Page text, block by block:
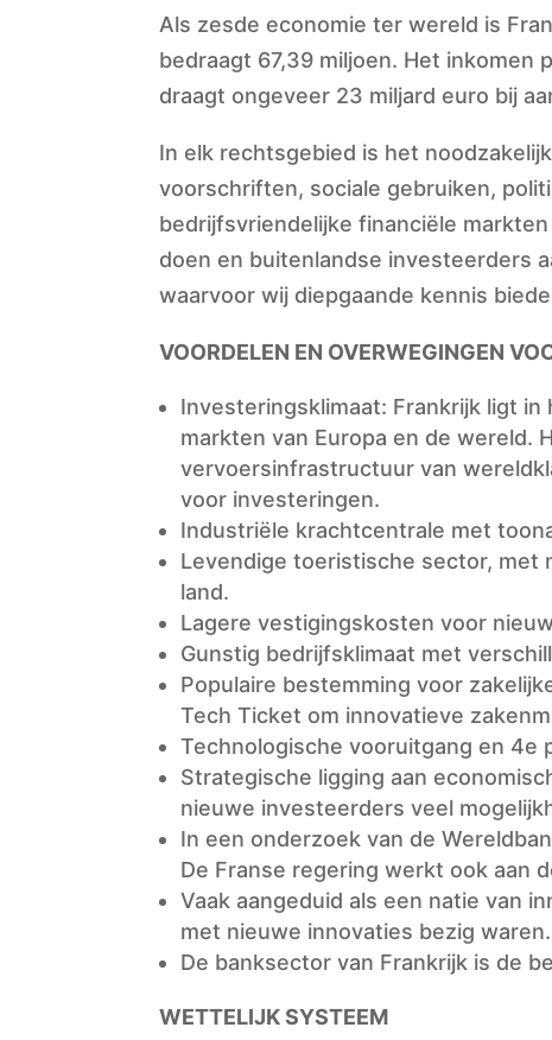
Als zesde economie ter wereld is
bedraagt 67,39 miljoen. Het inkomen
draagt ongeveer 23 miljard euro bij
In elk rechtsgebied is het
voorschriften, sociale gebruiken,
bedrijfsvriendelijke financiële
doen en buitenlandse investeerders
waarvoor wij diepgaande kennis
VOORDELEN EN OVERWEGINGEN
Investeringsklimaat: Frankrijk ligt
markten van Europa en de wereld.
vervoersinfrastructuur van
voor investeringen.
Industriële krachtcentrale met
Levendige toeristische sector, met
land.
Lagere vestigingskosten voor
Gunstig bedrijfsklimaat met
Populaire bestemming voor
Tech Ticket om innovatieve
Technologische vooruitgang en 4e
Strategische ligging aan
nieuwe investeerders veel
In een onderzoek van de
De Franse regering werkt ook aan
Vaak aangeduid als een natie van
met nieuwe innovaties bezig waren.
De banksector van Frankrijk is de
WETTELIJK SYSTEEM